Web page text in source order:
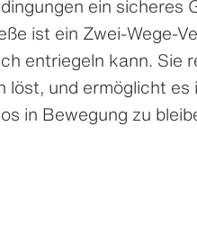
ein sicheres
ist ein Zwei-Wege-
entriegeln kann. Sie
löst, und ermöglicht es
in Bewegung zu